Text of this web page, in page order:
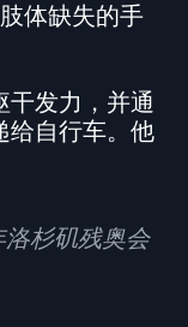
体缺失的手
干发力，并通
给自行车。他
杉矶残奥会